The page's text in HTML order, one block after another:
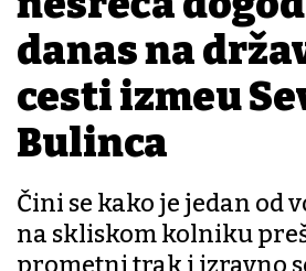
danas na
cesti između
Bulinca
Čini se kako je jedan od
na skliskom kolniku